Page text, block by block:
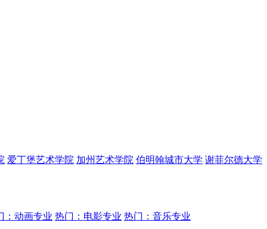
爱丁堡艺术学院 加州艺术学院 伯明翰城市大学 谢菲尔德大学
：动画专业 热门：电影专业 热门：音乐专业